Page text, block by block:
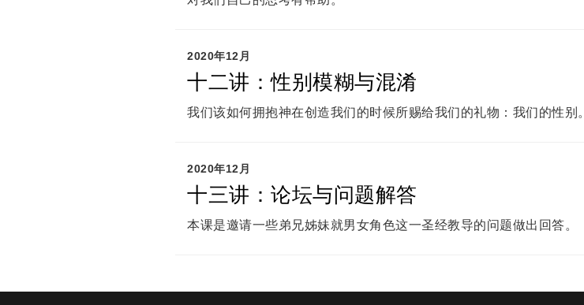
2020年12月
十二讲：性别模糊与混淆
我们该如何拥抱神在创造我们的时候所赐给我们的礼物：我们的性别。
2020年12月
十三讲：论坛与问题解答
本课是邀请一些弟兄姊妹就男女角色这一圣经教导的问题做出回答。